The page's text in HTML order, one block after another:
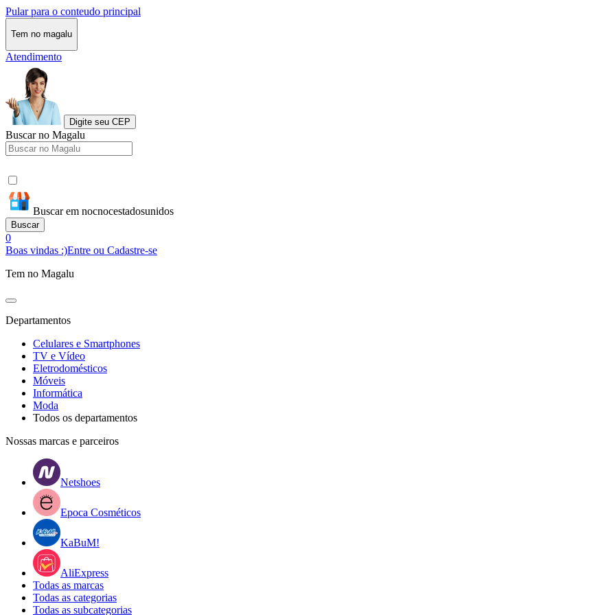
Pular para o conteudo principal
Tem no magalu
Atendimento
Digite seu CEP
Buscar no Magalu
Buscar em nocnocestadosunidos
Buscar
0
Boas vindas :)Entre ou Cadastre-se
Tem no Magalu
Departamentos
Celulares e Smartphones
TV e Vídeo
Eletrodomésticos
Móveis
Informática
Moda
Todos os departamentos
Nossas marcas e parceiros
Netshoes
Epoca Cosméticos
KaBuM!
AliExpress
Todas as marcas
Todas as categorias
Todas as subcategorias